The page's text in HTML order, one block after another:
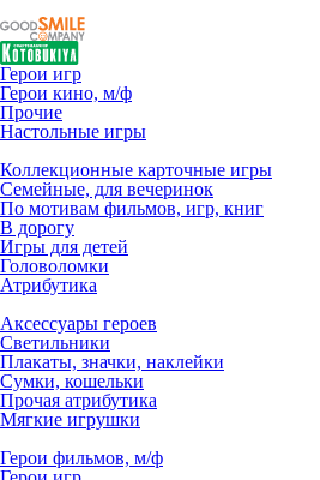
Герои игр
Герои кино, м/ф
Прочие
Настольные игры
Коллекционные карточные игры
Семейные, для вечеринок
По мотивам фильмов, игр, книг
В дорогу
Игры для детей
Головоломки
Атрибутика
Аксессуары героев
Светильники
Плакаты, значки, наклейки
Сумки, кошельки
Прочая атрибутика
Мягкие игрушки
Герои фильмов, м/ф